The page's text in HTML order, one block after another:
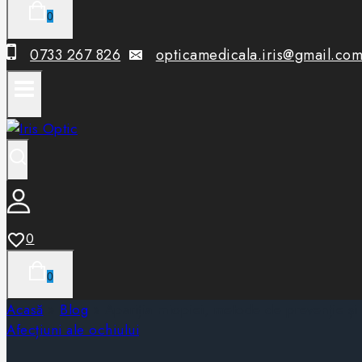
0
0733 267 826
0
0
Acasă Blog
Afecțiuni ale ochiului